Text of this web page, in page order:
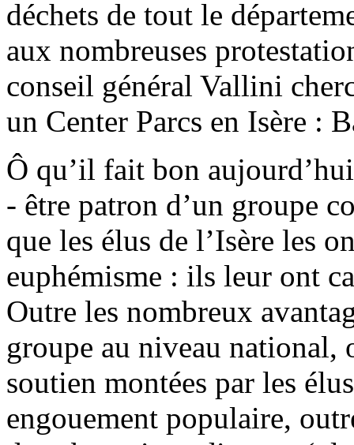
déchets de tout le
aux nombreuses
conseil général Vallini
un Center Parcs en Isère :
Ô qu’il fait bon
- être patron d’un groupe
que les élus de l’Isère les
euphémisme : ils leur ont
Outre les nombreux
groupe au niveau national,
soutien montées par les
engouement populaire,